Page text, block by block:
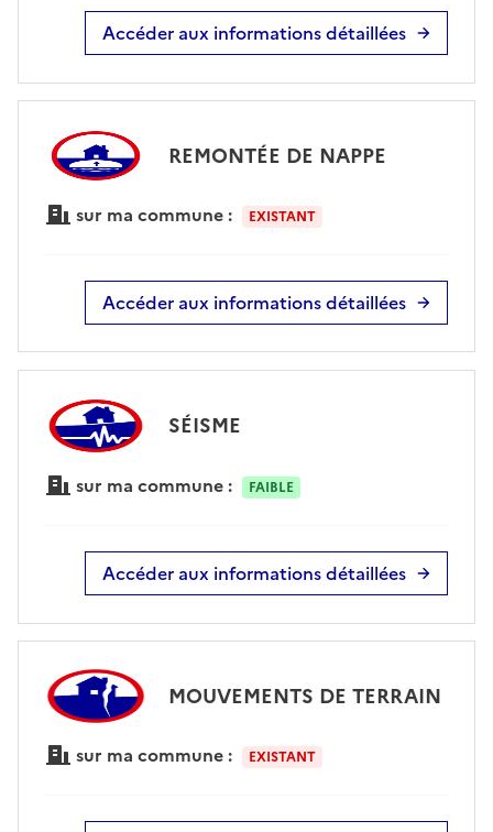
Accéder aux informations détaillées
REMONTÉE DE NAPPE
sur ma commune : EXISTANT
Accéder aux informations détaillées
SÉISME
sur ma commune : FAIBLE
Accéder aux informations détaillées
MOUVEMENTS DE TERRAIN
sur ma commune : EXISTANT